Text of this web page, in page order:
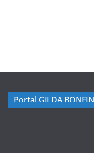
Portal GILDA BONFIN